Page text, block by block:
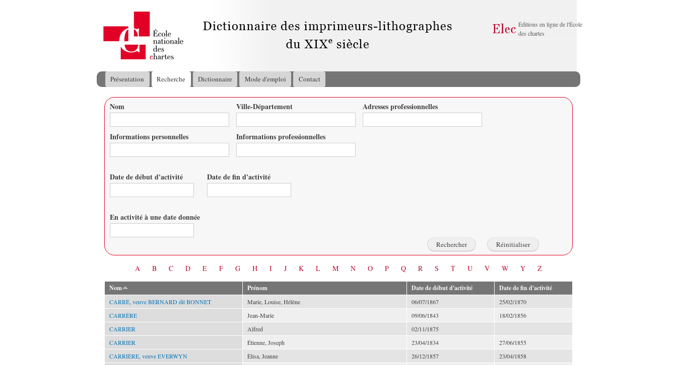
principal
Éditions en ligne de l'École
des chartes
Menu principal
Présentation Recherche Dictionnaire Mode d'emploi Contact
Vous êtes ici
Nom Ville-Département Adresses professionnelles
Informations personnelles Informations professionnelles
Date de début d'activité Date de fin d'activité
En activité à une date donnée
A B C D E F G H I J K L M N O P Q R S T U V W Y Z
Nom Prénom Date de début d'activité Date de fin d'activité
CARRÉ, veuve BERNARD dit BONNET Marie, Louise, Hélène 06/07/1867
25/02/1870
CARRÈRE
Jean-Marie 09/06/1843
18/02/1856
CARRIER
Alfred
02/11/1875
CARRIER
Étienne, Joseph 23/04/1834
27/06/1855
CARRIÈRE, veuve EVERWYN
Élisa, Jeanne 26/12/1857
23/04/1858